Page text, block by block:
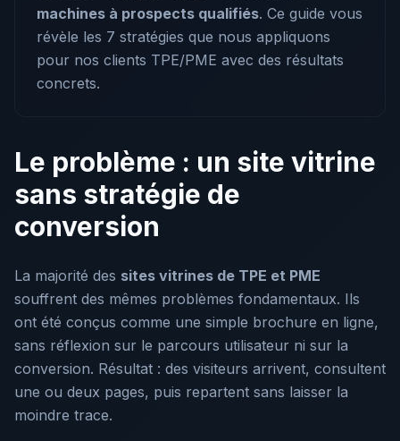
machines à prospects qualifiés. Ce guide vous
révèle les 7 stratégies que nous appliquons
pour nos clients TPE/PME avec des résultats
concrets.
Le problème : un site vitrine
sans stratégie de
conversion
La majorité des sites vitrines de TPE et PME
souffrent des mêmes problèmes fondamentaux. Ils
ont été conçus comme une simple brochure en ligne,
sans réflexion sur le parcours utilisateur ni sur la
conversion. Résultat : des visiteurs arrivent, consultent
une ou deux pages, puis repartent sans laisser la
moindre trace.